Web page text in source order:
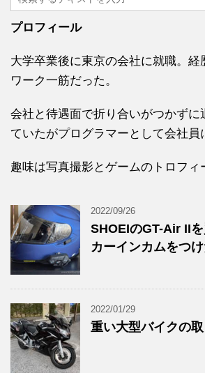
プロフィール
大学卒業後に東京の会社に就職。経
ワーク一筋だった。
会社と待遇面で折り合いがつかずに
ていたがプログラマーとして会社員
趣味は写真撮影とゲームのトロフィ
2022/09/26
SHOEIのGT-Air II
カーインカムをつ
2022/01/29
重い大型バイクの